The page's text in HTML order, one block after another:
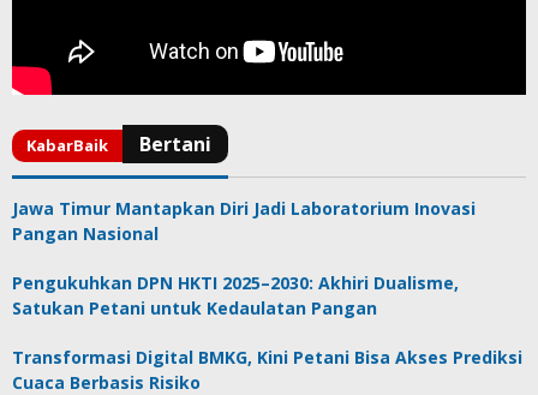
Jawa Timur Mantapkan Diri Jadi Laboratorium Inovasi
Pangan Nasional
Pengukuhkan DPN HKTI 2025–2030: Akhiri Dualisme,
Satukan Petani untuk Kedaulatan Pangan
Transformasi Digital BMKG, Kini Petani Bisa Akses Prediksi
Cuaca Berbasis Risiko